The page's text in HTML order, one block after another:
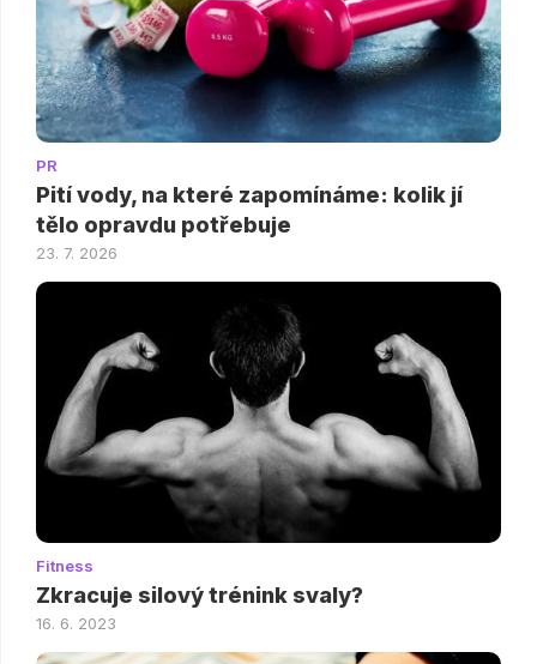
PR
Pití vody, na které zapomínáme: kolik jí
tělo opravdu potřebuje
23. 7. 2026
Fitness
Zkracuje silový trénink svaly?
16. 6. 2023